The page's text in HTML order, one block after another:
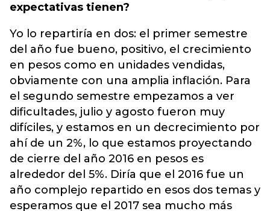
expectativas tienen?
Yo lo repartiría en dos: el primer semestre
del año fue bueno, positivo, el crecimiento
en pesos como en unidades vendidas,
obviamente con una amplia inflación. Para
el segundo semestre empezamos a ver
dificultades, julio y agosto fueron muy
difíciles, y estamos en un decrecimiento por
ahí de un 2%, lo que estamos proyectando
de cierre del año 2016 en pesos es
alrededor del 5%. Diría que el 2016 fue un
año complejo repartido en esos dos temas y
esperamos que el 2017 sea mucho más